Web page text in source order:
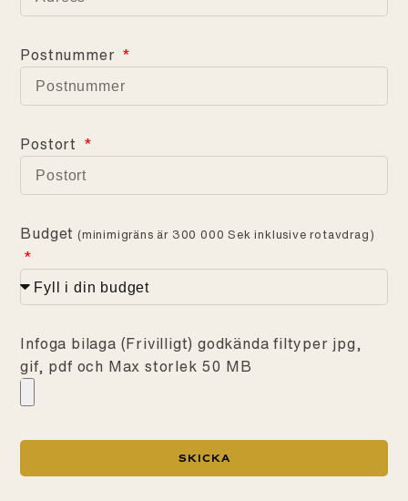
Postnummer
Postort
Budget (minimigräns är 300 000 Sek inklusive rotavdrag)
Infoga bilaga (Frivilligt) godkända filtyper jpg,
gif, pdf och Max storlek 50 MB
Skicka